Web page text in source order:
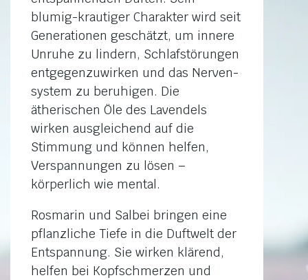
blumig-krautiger Charakter wird seit
Generationen geschätzt, um innere
Unruhe zu lindern, Schlaf­störungen
entgegen­zuwirken und das Nerven­
system zu beruhigen. Die
ätherischen Öle des Lavendels
wirken ausgleichend auf die
Stimmung und können helfen,
Verspan­nungen zu lösen –
körperlich wie mental.
Rosmarin und Salbei bringen eine
pflanzliche Tiefe in die Duftwelt der
Entspannung. Sie wirken klärend,
helfen bei Kopfschmerzen und